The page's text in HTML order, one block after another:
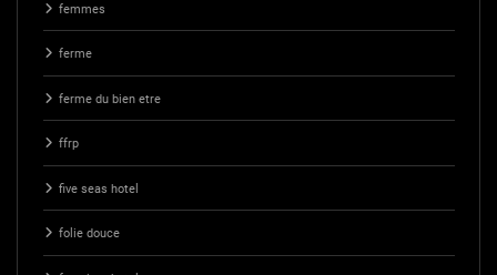
femmes
ferme
ferme du bien etre
ffrp
five seas hotel
folie douce